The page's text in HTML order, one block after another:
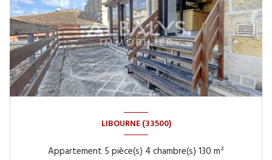
LIBOURNE (33500)
Appartement 5 pièce(s) 4 chambre(s) 130 m²